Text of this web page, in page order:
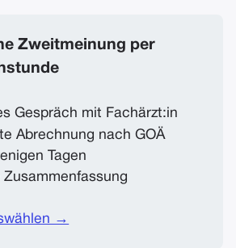
Zweitmeinung per
Gespräch mit Fachärzt:in
Abrechnung nach GOÄ
Tagen
→